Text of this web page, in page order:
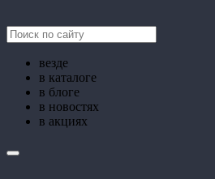
везде
в каталоге
в блоге
в новостях
в акциях